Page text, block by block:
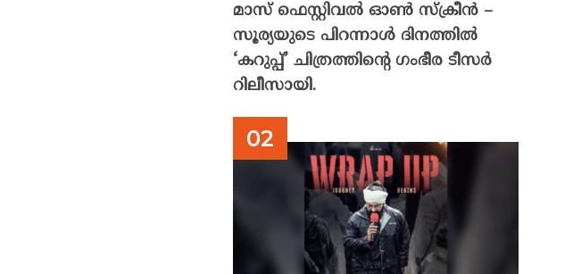
മാസ് ഫെസ്റ്റിവൽ ഓൺ സ്‌ക്രീൻ –
സൂര്യയുടെ പിറന്നാൾ ദിനത്തിൽ
‘കറുപ്പ്’ ചിത്രത്തിന്റെ ഗംഭീര ടീസർ
റിലീസായി.